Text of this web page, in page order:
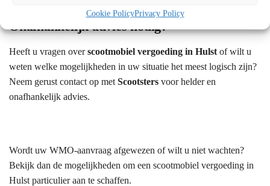
Cookie PolicyPrivacy Policy
Onafhankelijk advies nodig?
Heeft u vragen overscootmobiel vergoeding in Hulst of wilt u
weten welke mogelijkheden in uw situatie het meest logisch zijn?
Neem gerust contact op met Scootsters voor helder en
onafhankelijk advies.
Wordt uw WMO-aanvraag afgewezen of wilt u niet wachten?
Bekijk dan de mogelijkheden om een scootmobiel vergoeding in
Hulst particulier aan te schaffen.